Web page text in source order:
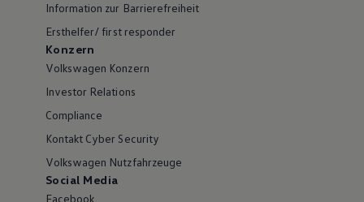
Information zur Barrierefreiheit
Ersthelfer/ first responder
Konzern
Volkswagen Konzern
Investor Relations
Compliance
Kontakt Cyber Security
Volkswagen Nutzfahrzeuge
Social Media
Facebook